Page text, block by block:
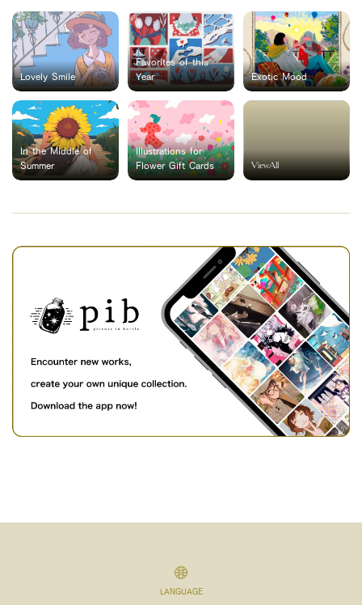
Lovely Smile
Favorites of this
Year
Exotic Mood
In the Middle of
Summer
Illustrations for
Flower Gift Cards
ViewAll
LANGUAGE